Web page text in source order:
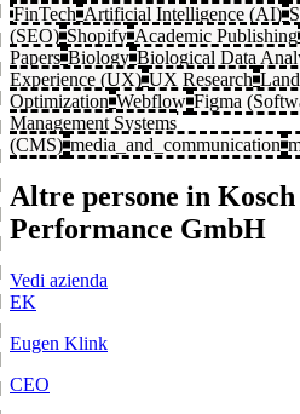
FinTech Artificial Intelligence (AI)
(SEO) Shopify Academic Publishing
Papers Biology Biological Data
Experience (UX) UX Research
Optimization Webflow Figma
Management Systems
(CMS) media_and_communication
Altre persone in
Performance GmbH
Vedi azienda
EK
Eugen Klink
CEO